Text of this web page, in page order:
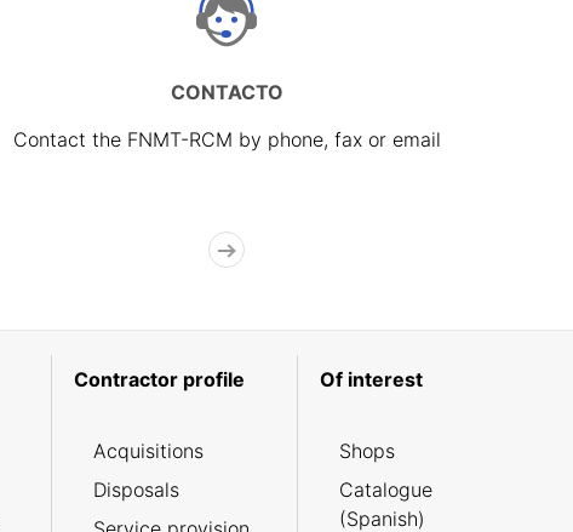
CONTACTO
Contact the FNMT-RCM by phone, fax or email
Contractor profile
Acquisitions
Disposals
Of interest
Shops
Catalogue
(Spanish)